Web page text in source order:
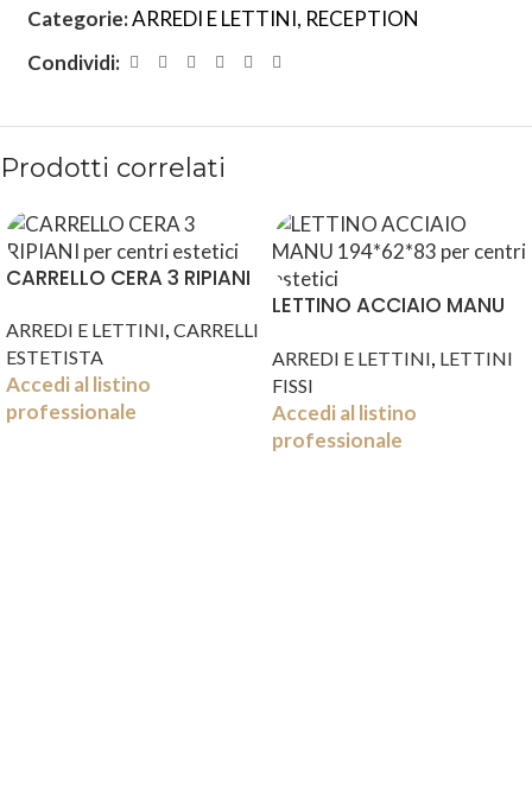
Categorie:ARREDI E LETTINI, RECEPTION
Condividi:
Prodotti correlati
CARRELLO CERA 3 RIPIANI
ARREDI E LETTINI, CARRELLI
ESTETISTA
Accedi al listino
professionale
LETTINO ACCIAIO MANU
ARREDI E LETTINI, LETTINI
FISSI
Accedi al listino
professionale